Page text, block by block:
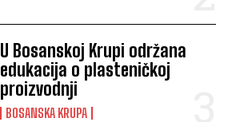
U Bosanskoj Krupi održana
edukacija o plasteničkoj
proizvodnji
BOSANSKA KRUPA